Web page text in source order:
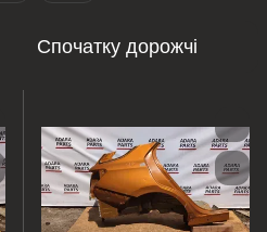
Спочатку дорожчі